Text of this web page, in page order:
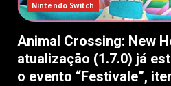
Nintendo Switch
Animal Crossing: New
atualização (1.7.0) já
o evento “Festivale”,